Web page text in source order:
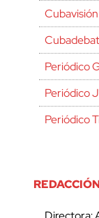
Periódico
Periódico
Periódico